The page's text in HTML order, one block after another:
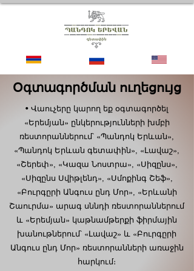
Օգտագործման ուղեցույց
• Վաուչերը կարող եք օգտագործել
«Երեմյան» ընկերությունների խմբի
ռեստորաններում՝ «Պանդոկ Երևան»,
«Պանդոկ Երևան գետափին», «Լավաշ»,
«Շերեփ», «Կազա Նոստրա», «Սիզընս»,
«Սիզընս Սվիթլենդ», «Սմոքինգ Շեֆ»,
«Բուրգըրի Անգուս ընդ Մոր», «Երևանի
Շաուրմա» արագ սննդի ռեստորաններում
և «Երեմյան» կաթնամթերքի ֆիրմային
խանութներում՝ «Լավաշ» և «Բուրգըրի
Անգուս ընդ Մոր» ռեստորանների առաջին
հարկում։